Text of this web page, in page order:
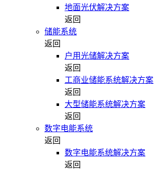
地面光伏解决方案
返回
储能系统
返回
户用光储解决方案
返回
工商业储能系统解决方案
返回
大型储能系统解决方案
返回
数字电能系统
返回
数字电能系统解决方案
返回